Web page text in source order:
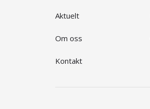
Aktuelt
Om oss
Kontakt